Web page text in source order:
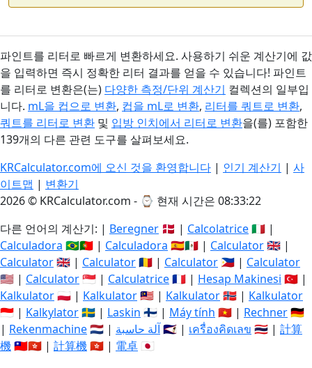
파인트를 리터로 빠르게 변환하세요. 사용하기 쉬운 계산기에 값
을 입력하면 즉시 정확한 리터 결과를 얻을 수 있습니다! 파인트
를 리터로 변환은(는) 다양한 측정/단위 계산기 컬렉션의 일부입
니다. mL을 컵으로 변환, 컵을 mL로 변환, 리터를 쿼트로 변환,
쿼트를 리터로 변환 및 입방 인치에서 리터로 변환을(를) 포함한
139개의 다른 관련 도구를 살펴보세요.
KRCalculator.com에 오신 것을 환영합니다 | 인기 계산기 | 사
이트맵 | 변환기
2026 © KRCalculator.com - ⌚ 현재 시간은 08:33:23
다른 언어의 계산기: | Beregner 🇩🇰 | Calcolatrice🇮🇹 |
Calculadora 🇧🇷🇵🇹 | Calculadora 🇪🇸🇲🇽 | Calculator🇬🇧 |
Calculator🇬🇧 | Calculator🇷🇴 | Calculator 🇵🇭 | Calculator
🇺🇸 | Calculator🇸🇬 | Calculatrice🇫🇷 | Hesap Makinesi 🇹🇷 |
Kalkulator🇵🇱 | Kalkulator🇲🇾 | Kalkulator🇳🇴 | Kalkulator
🇮🇩 | Kalkylator🇸🇪 | Laskin 🇫🇮 | Máy tính 🇻🇳 | Rechner🇩🇪
| Rekenmachine🇳🇱 | آلة حاسبة🇸🇦 | เครื่องคิดเลข 🇹🇭 | 計算
機🇹🇼🇭🇰 | 計算機🇭🇰 | 電卓 🇯🇵